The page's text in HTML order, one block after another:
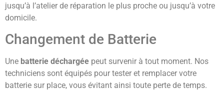
jusqu’à l’atelier de réparation le plus proche ou jusqu’à votre
domicile.
Changement de Batterie
Une batterie déchargée peut survenir à tout moment. Nos
techniciens sont équipés pour tester et remplacer votre
batterie sur place, vous évitant ainsi toute perte de temps.